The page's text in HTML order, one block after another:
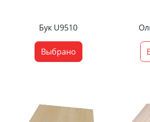
Бук U9510
Выбрано